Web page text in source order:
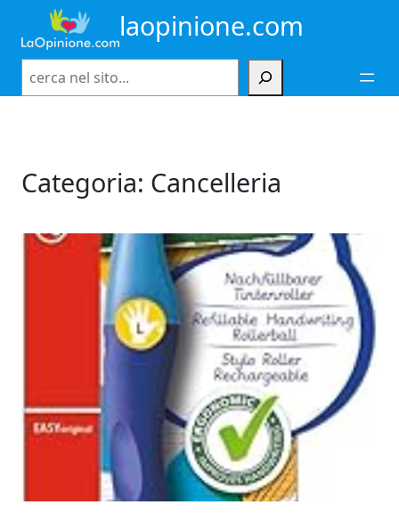
contenuto
laopinione.com
Categoria: Cancelleria